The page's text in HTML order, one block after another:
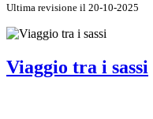
Ultima revisione il 20-10-2025
Viaggio tra i sassi